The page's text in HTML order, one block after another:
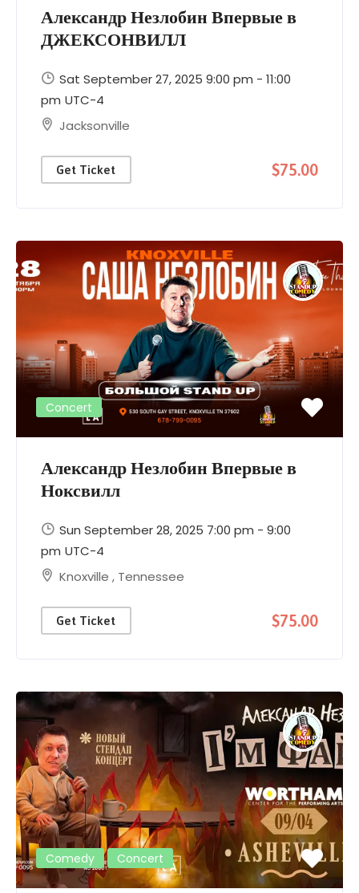
Александр Незлобин Впервые в
ДЖЕКСОНВИЛЛ
Sat September 27, 2025 9:00 pm - 11:00
pm UTC-4
Jacksonville
Get Ticket $75.00
Concert
Александр Незлобин Впервые в
Ноксвилл
Sun September 28, 2025 7:00 pm - 9:00
pm UTC-4
Knoxville , Tennessee
Get Ticket $75.00
Comedy Concert